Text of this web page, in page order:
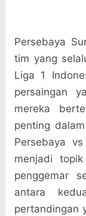
Persebaya
tim yang
Liga 1
persaingan
mereka
penting
Persebaya
menjadi
penggemar
antara
pertandingan